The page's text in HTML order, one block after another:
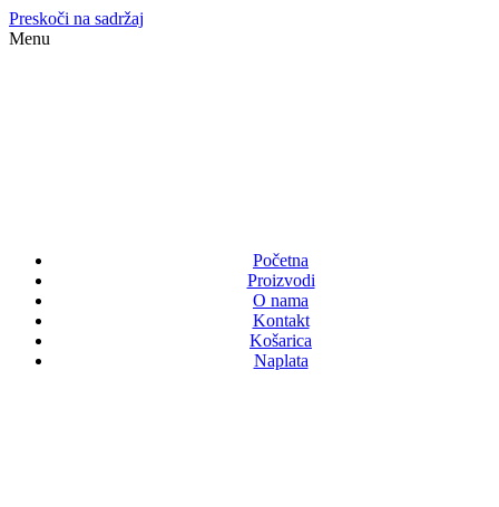
Preskoči na sadržaj
Menu
Početna
Proizvodi
O nama
Kontakt
Košarica
Naplata